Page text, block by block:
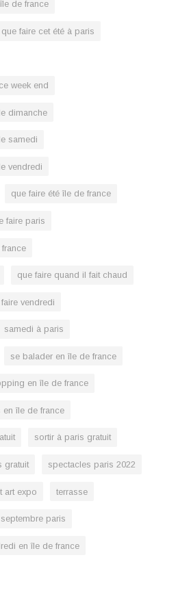
de france
que faire cet été à paris
week end
dimanche
samedi
vendredi
que faire été île de france
faire paris
que faire quand il fait chaud
vendredi
samedi à paris
se balader en île de france
en île de france
en île de france
sortir à paris gratuit
gratuit spectacles paris 2022
art expo terrasse
paris
en île de france